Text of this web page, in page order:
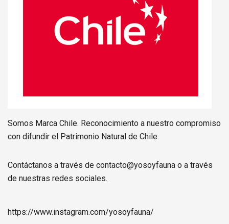
Somos Marca Chile. Reconocimiento a nuestro compromiso
con difundir el Patrimonio Natural de Chile.
Contáctanos a través de contacto@yosoyfauna o a través
de nuestras redes sociales.
https://www.instagram.com/yosoyfauna/